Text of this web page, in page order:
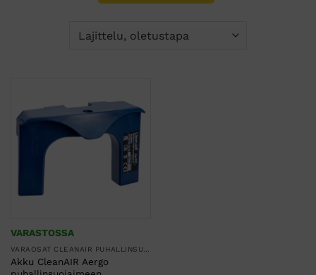
VARASTOSSA
Akku CleanAIR Aergo